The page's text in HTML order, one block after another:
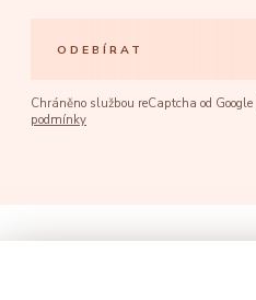
ODEBÍRAT
Chráněno službou reCaptcha od Google |
podmínky